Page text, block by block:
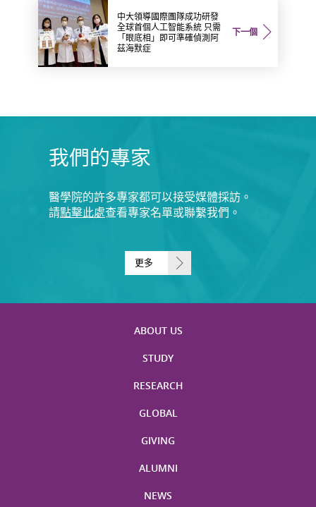
下一個
中大領導國際團隊成功研發
全球首個人工智能系統 只需
「眼底相」即可準確偵測阿
茲海默症
我們的專家
醫學院的許多專家都可以接受媒體採訪。
請點擊此處查看專家名單或聯繫我們。
更多
ABOUT US
STUDY
RESEARCH
GLOBAL
GIVING
ALUMNI
NEWS